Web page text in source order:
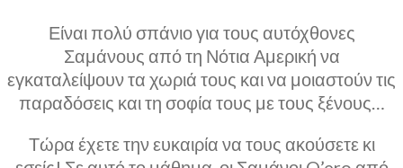
Είναι πολύ σπάνιο για τους αυτόχθονες
Σαμάνους από τη Νότια Αμερική να
εγκαταλείψουν τα χωριά τους και να μοιαστούν τις
παραδόσεις και τη σοφία τους με τους ξένους…
Τώρα έχετε την ευκαιρία να τους ακούσετε κι